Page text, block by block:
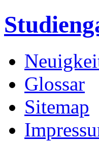
Glossar
Sitemap